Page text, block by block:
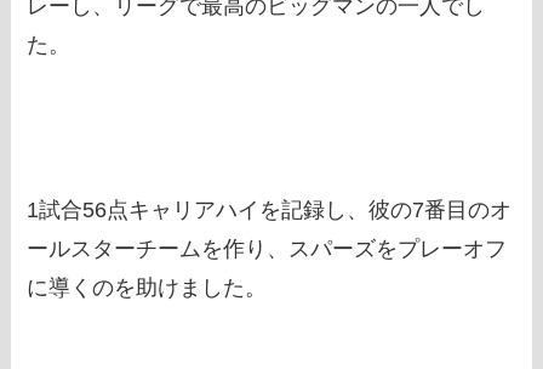
レーし、リーグで最高のビッグマンの一人でし
た。
1試合56点キャリアハイを記録し、彼の7番目のオ
ールスターチームを作り、スパーズをプレーオフ
に導くのを助けました。